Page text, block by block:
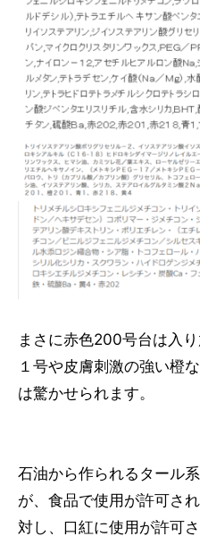
まさに赤色200号台は入
１号や皮膚刺激の強い橙
は驚かせられます。
石油から作られるタール
が、食品で使用が許可さ
対し、口紅に使用が許可